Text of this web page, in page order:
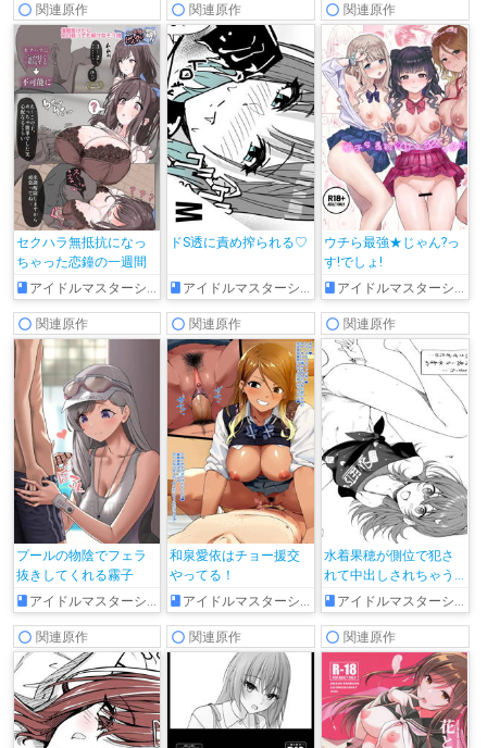
関連原作
セクハラ無抵抗になっ
ちゃった恋鐘の一週間
アイドルマスターシャイニーカラーズ
関連原作
ドS透に責め搾られる♡
アイドルマスターシャイニーカラーズ
関連原作
ウチら最強★じゃん?っ
す!でしょ!
アイドルマスターシャイニーカラーズ
関連原作
プールの物陰でフェラ
抜きしてくれる霧子
アイドルマスターシャイニーカラーズ
関連原作
和泉愛依はチョー援交
やってる！
アイドルマスターシャイニーカラーズ
関連原作
水着果穂が側位で犯さ
れて中出しされちゃう
♡ アイドルマスターシャイニーカラーズ
関連原作 関連原作 関連原作